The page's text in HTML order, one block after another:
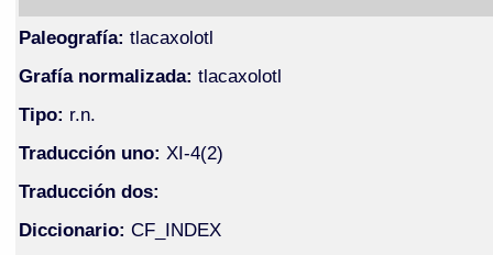
Paleografía: tlacaxolotl
Grafía normalizada: tlacaxolotl
Tipo: r.n.
Traducción uno: XI-4(2)
Traducción dos:
Diccionario: CF_INDEX